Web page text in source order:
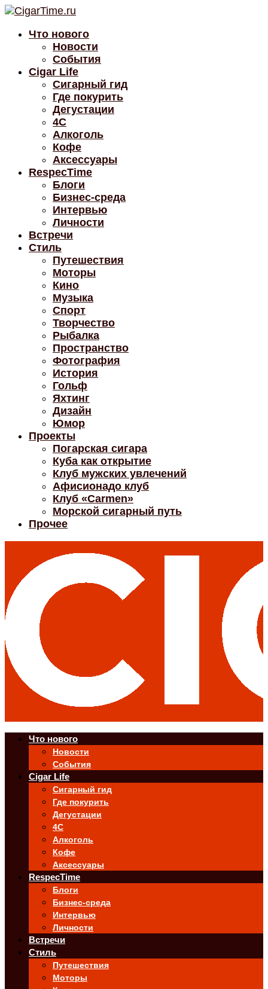
Что нового
Новости
События
Cigar Life
Сигарный гид
Где покурить
Дегустации
4C
Алкоголь
Кофе
Аксессуары
RespecTime
Блоги
Бизнес-среда
Интервью
Личности
Встречи
Стиль
Путешествия
Моторы
Кино
Музыка
Спорт
Творчество
Рыбалка
Пространство
Фотография
История
Гольф
Яхтинг
Дизайн
Юмор
Проекты
Погарская сигара
Куба как открытие
Клуб мужских увлечений
Афисионадо клуб
Клуб «Carmen»
Морской сигарный путь
Прочее
Что нового
Новости
События
Cigar Life
Сигарный гид
Где покурить
Дегустации
4C
Алкоголь
Кофе
Аксессуары
RespecTime
Блоги
Бизнес-среда
Интервью
Личности
Встречи
Стиль
Путешествия
Моторы